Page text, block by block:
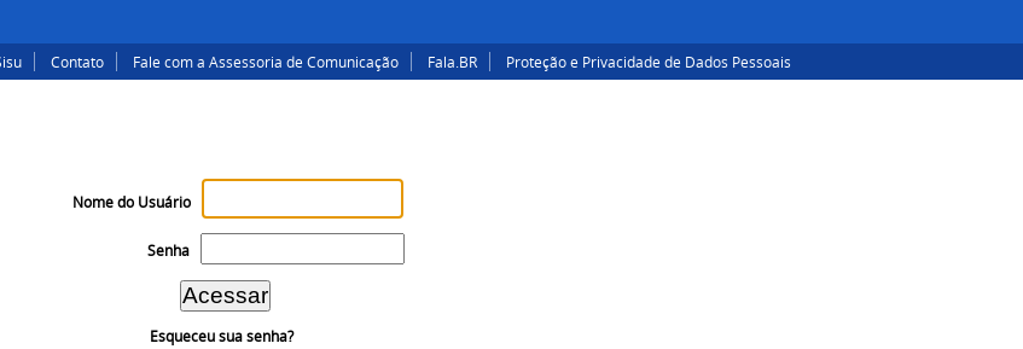
Contato Fale com a Assessoria de Comunicação Fala.BR Proteção e Privacidade de Dados Pessoais
Nome do Usuário
Senha
Esqueceu sua senha?